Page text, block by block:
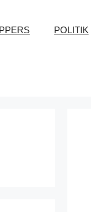
POLITIK